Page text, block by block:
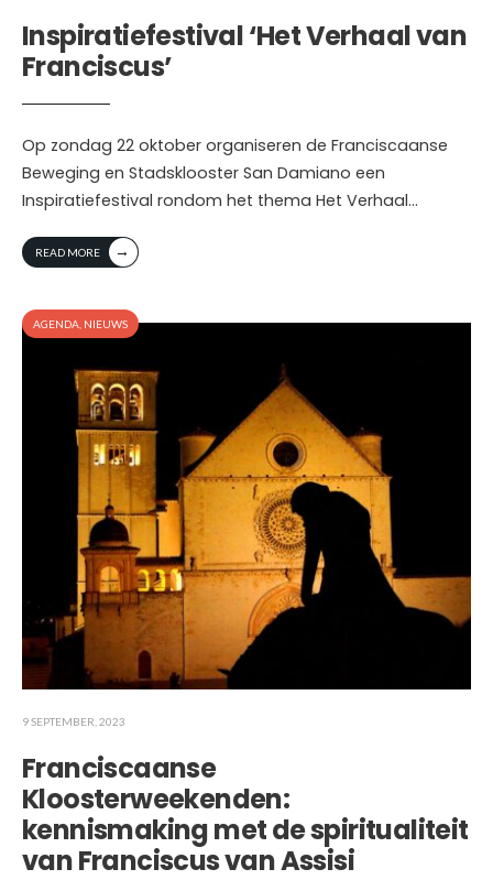
Inspiratiefestival ‘Het Verhaal van
Franciscus’
Op zondag 22 oktober organiseren de Franciscaanse
Beweging en Stadsklooster San Damiano een
Inspiratiefestival rondom het thema Het Verhaal...
READ MORE →
AGENDA NIEUWS
9 SEPTEMBER, 2023
Franciscaanse
Kloosterweekenden:
kennismaking met de spiritualiteit
van Franciscus van Assisi